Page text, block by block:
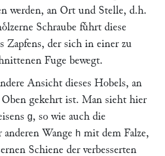
werden, an Ort und Stelle, d.h.
Schraube fuͤhrt diese
Zapfens, der sich in einer zu
Fuge bewegt.
Ansicht dieses Hobels, an
Oben gekehrt ist. Man sieht hier
g, so wie auch die
Wange h mit dem Falze,
Schiene der verbesserten